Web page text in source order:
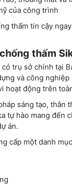
của công trình
thấm tin cậy
thấm
trụ sở chính tại
và công
hoạt động trên
sáng tạo,
tự hào mang đến
án.
cấp một danh